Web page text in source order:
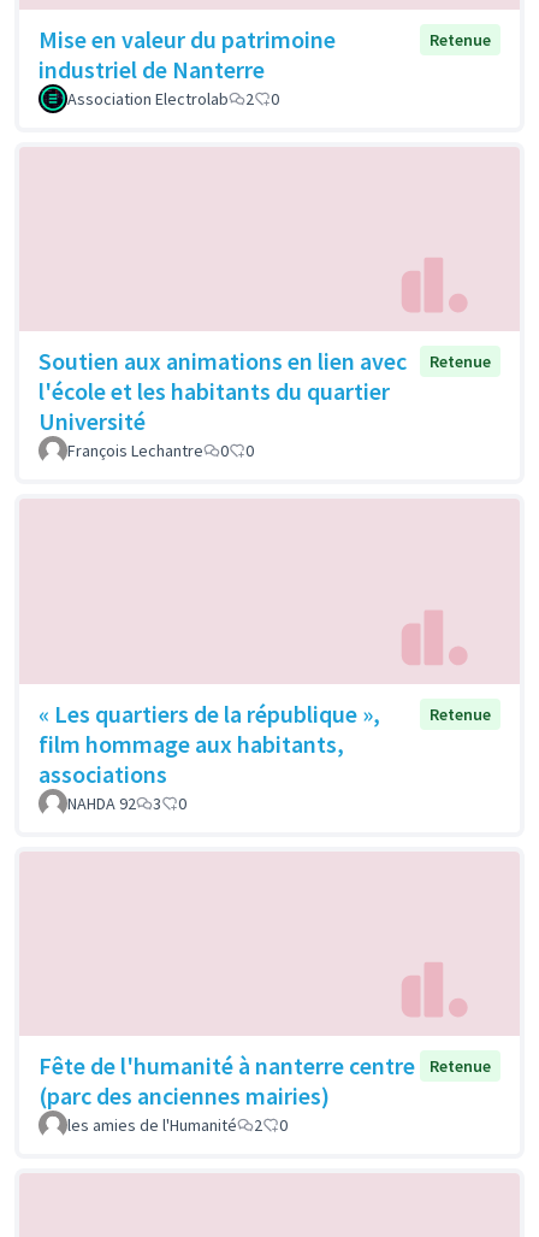
Mise en valeur du patrimoine
industriel de Nanterre
Retenue
Association Electrolab 2 0
Soutien aux animations en lien avec
l'école et les habitants du quartier
Université
Retenue
François Lechantre 0 0
« Les quartiers de la république »,
film hommage aux habitants,
associations
Retenue
NAHDA 92 3 0
Fête de l'humanité à nanterre centre
(parc des anciennes mairies)
Retenue
les amies de l'Humanité 2 0